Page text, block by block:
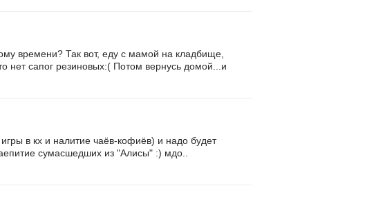
времени? Так вот, еду с мамой на кладбище,
нет сапог резиновых:( Потом вернусь домой...и
в кх и налитие чаёв-кофиёв) и надо будет
сумасшедших из "Алисы" :) мдо..